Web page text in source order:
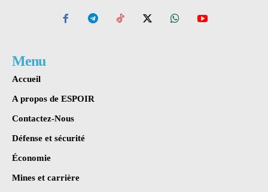
Menu
Accueil
A propos de ESPOIR
Contactez-Nous
Défense et sécurité
Économie
Mines et carrière